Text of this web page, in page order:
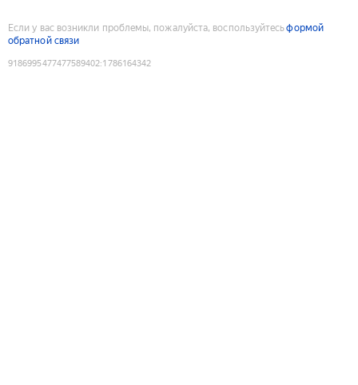
Если у вас возникли проблемы, пожалуйста, воспользуйтесьформой
обратной связи
9186995477477589402:1786164342